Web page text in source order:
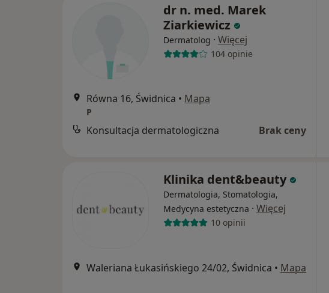
dr n. med. Marek
Ziarkiewicz
Dermatolog · Więcej
104 opinie
Równa 16, Świdnica • Mapa
P
Konsultacja dermatologiczna Brak ceny
Klinika dent&beauty
Dermatologia, Stomatologia,
Medycyna estetyczna · Więcej
10 opinii
Waleriana Łukasińskiego 24/02, Świdnica • Mapa